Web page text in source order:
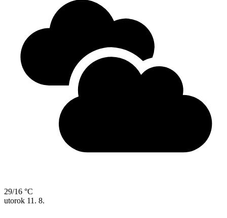
29/16 °C
utorok 11. 8.